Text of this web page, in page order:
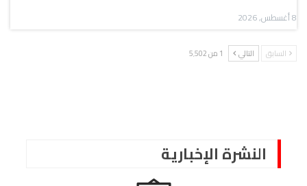
8 أغسطس, 2026
السابق التالي 1 من 5٬502
النشرة الإخبارية